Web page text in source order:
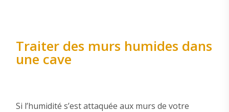
Traiter des murs humides dans
une cave
Si l’humidité s’est attaquée aux murs de votre